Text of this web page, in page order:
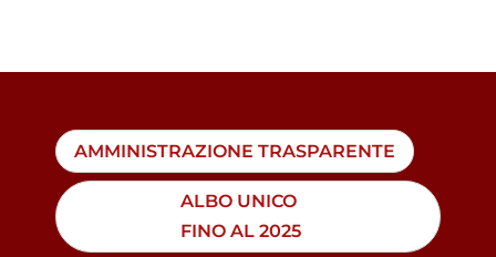
AMMINISTRAZIONE TRASPARENTE
ALBO UNICO
FINO AL 2025